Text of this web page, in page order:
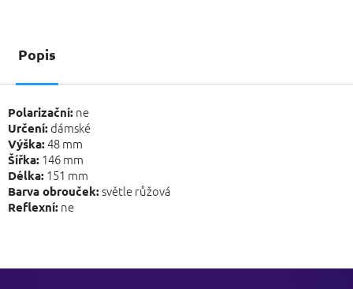
Popis
Polarizační: ne
Určení:dámské
Výška:48 mm
Šířka: 146 mm
Délka: 151 mm
Barva obrouček:světle růžová
Reflexní: ne